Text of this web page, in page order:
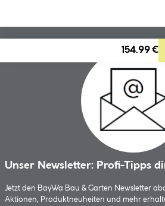
154.99 €
Unser Newsletter: Profi-Tipps
Jetzt den BayWa Bau & Garten Newsletter
Aktionen, Produktneuheiten und mehr